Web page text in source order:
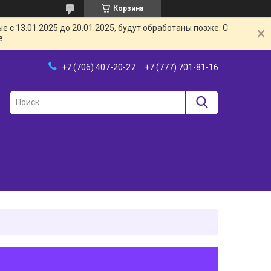
Корзина
13.01.2025 до 20.01.2025, будут обработаны позже. С
+7 (706) 407-20-27 +7 (777) 701-81-16